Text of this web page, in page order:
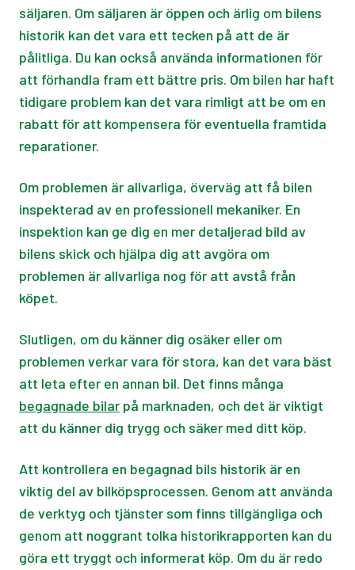
säljaren. Om säljaren är öppen och ärlig om bilens
historik kan det vara ett tecken på att de är
pålitliga. Du kan också använda informationen för
att förhandla fram ett bättre pris. Om bilen har haft
tidigare problem kan det vara rimligt att be om en
rabatt för att kompensera för eventuella framtida
reparationer.
Om problemen är allvarliga, överväg att få bilen
inspekterad av en professionell mekaniker. En
inspektion kan ge dig en mer detaljerad bild av
bilens skick och hjälpa dig att avgöra om
problemen är allvarliga nog för att avstå från
köpet.
Slutligen, om du känner dig osäker eller om
problemen verkar vara för stora, kan det vara bäst
att leta efter en annan bil. Det finns många
begagnade bilar på marknaden, och det är viktigt
att du känner dig trygg och säker med ditt köp.
Att kontrollera en begagnad bils historik är en
viktig del av bilköpsprocessen. Genom att använda
de verktyg och tjänster som finns tillgängliga och
genom att noggrant tolka historikrapporten kan du
göra ett tryggt och informerat köp. Om du är redo